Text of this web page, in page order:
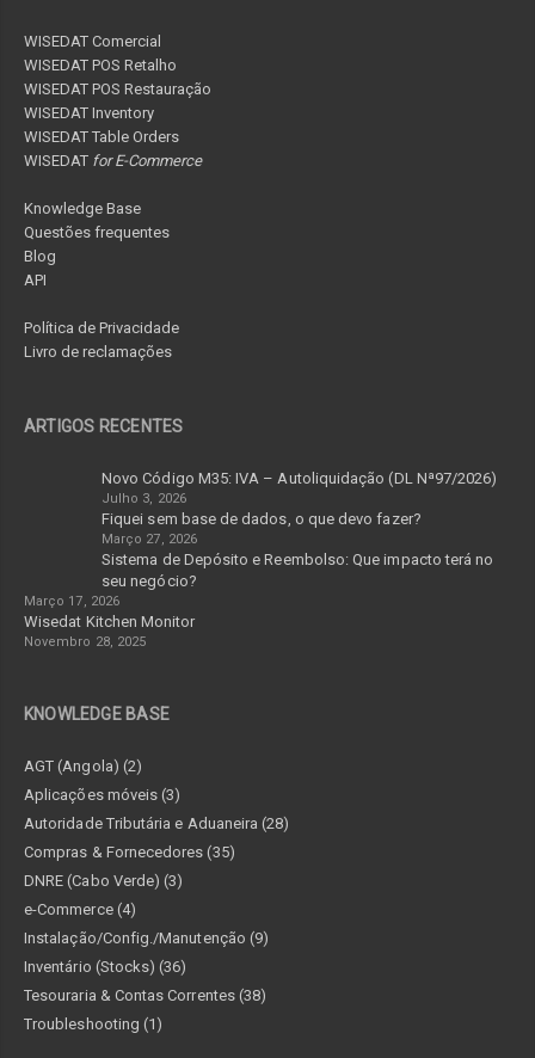
WISEDAT Comercial
WISEDAT POS Retalho
WISEDAT POS Restauração
WISEDAT Inventory
WISEDAT Table Orders
WISEDAT for E-Commerce
Knowledge Base
Questões frequentes
Blog
API
Política de Privacidade
Livro de reclamações
ARTIGOS RECENTES
Novo Código M35: IVA – Autoliquidação (DL Nª97/2026)
Julho 3, 2026
Fiquei sem base de dados, o que devo fazer?
Março 27, 2026
Sistema de Depósito e Reembolso: Que impacto terá no
seu negócio?
Março 17, 2026
Wisedat Kitchen Monitor
Novembro 28, 2025
KNOWLEDGE BASE
AGT (Angola) (2)
Aplicações móveis (3)
Autoridade Tributária e Aduaneira (28)
Compras & Fornecedores (35)
DNRE (Cabo Verde) (3)
e-Commerce (4)
Instalação/Config./Manutenção (9)
Inventário (Stocks) (36)
Tesouraria & Contas Correntes (38)
Troubleshooting (1)